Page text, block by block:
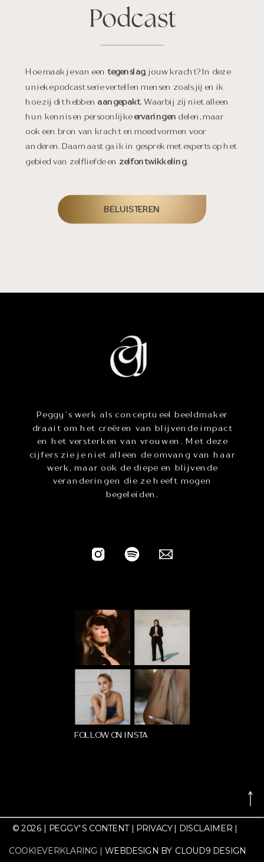
Podcast
Hoe maak je van eentegenslag, jouw kracht? In deze
unieke podcast serie vertellen mensen zoals jij en ik
hoe zij dit hebben aangepakt. Waarbij zij niet alleen
hun kennis en persoonlijke ervaringendelen, maar
ook een bron van kracht en moed vormen voor
anderen. Daarnaast ga ik in gesprek met experts op het
gebied van zelfliefde en zelfontwikkeling.
BELUISTEREN
Peggy’s werk als conceptueel beeldmaker
draait om het creëren van blijvende impact
en het versterken van vrouwen. Met deze
cijfers zie je niet alleen de omvang van haar
werk, maar ook de diepe en blijvende
veranderingen die ze heeft mogen
begeleiden.
FOLLOW ON INSTA
©2026 | PEGGY'S CONTENT | PRIVACY| DISCLAIMER |
COOKIEVERKLARING | WEBDESIGN BY CLOUD9 DESIGN